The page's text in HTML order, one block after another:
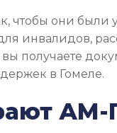
чтобы они были
инвалидов,
получаете
в Гомеле.
АМ-